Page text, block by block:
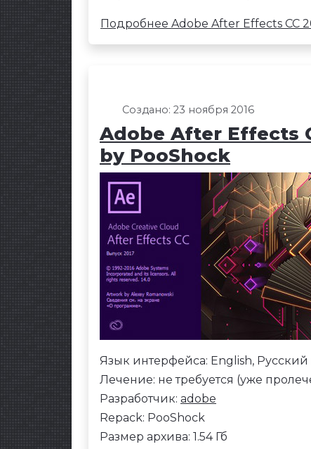
Подробнее Adobe After Effects CC
Создано: 23 ноября 2016
Adobe After Effects
by PooShock
Язык интерфейса: English,
Лечение: не требуется (уже
Разработчик: adobe
Repack: PooShock
Размер архива: 1.54 Гб